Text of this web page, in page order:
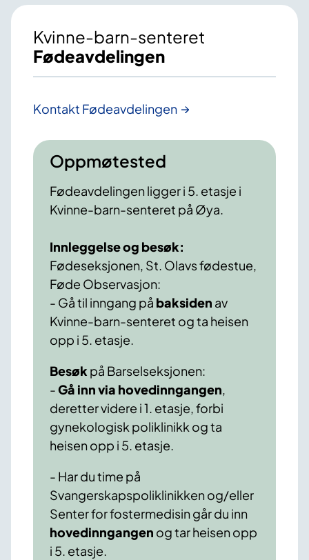
Kvinne-barn-senteret
Fødeavdelingen
Kontakt Fødeavdelingen
Oppmøtested
Fødeavdelingen ligger i 5. etasje i
Kvinne-barn-senteret på Øya.
Innleggelse og besøk:
Fødeseksjonen, St. Olavs fødestue,
Føde Observasjon:
- Gå til inngang på baksiden av
Kvinne-barn-senteret og ta heisen
opp i 5. etasje.
Besøk på Barselseksjonen:
-Gå inn via hovedinngangen,
deretter videre i 1. etasje, forbi
gynekologisk poliklinikk og ta
heisen opp i 5. etasje.
- Har du time på
Svangerskapspoliklinikken og/eller
Senter for fostermedisin går du inn
hovedinngangen og tar heisen opp
i 5. etasje.